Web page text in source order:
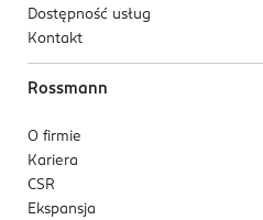
Dostępność usług
Kontakt
Rossmann
O firmie
Kariera
CSR
Ekspansja